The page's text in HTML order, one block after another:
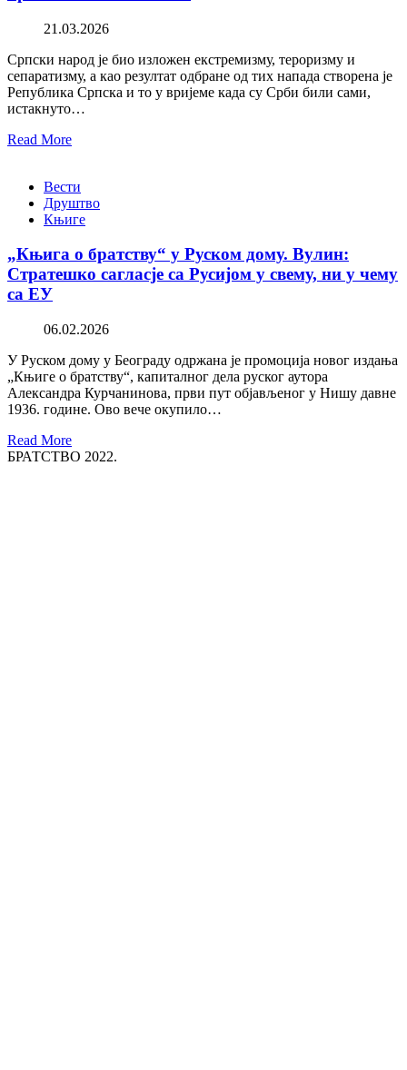
21.03.2026
Српски народ је био изложен екстремизму, тероризму и
сепаратизму, а као резултат одбране од тих напада створена је
Република Српска и то у вријеме када су Срби били сами,
истакнуто…
Read More
Вести
Друштво
Књиге
„Књига о братству“ у Руском дому. Вулин:
Стратешко сагласје са Русијом у свему, ни у чему
са ЕУ
06.02.2026
У Руском дому у Београду одржана је промоција новог издања
„Књиге о братству“, капиталног дела руског аутора
Александра Курчанинова, први пут објављеног у Нишу давне
1936. године. Ово вече окупило…
Read More
БРАТСТВО 2022.